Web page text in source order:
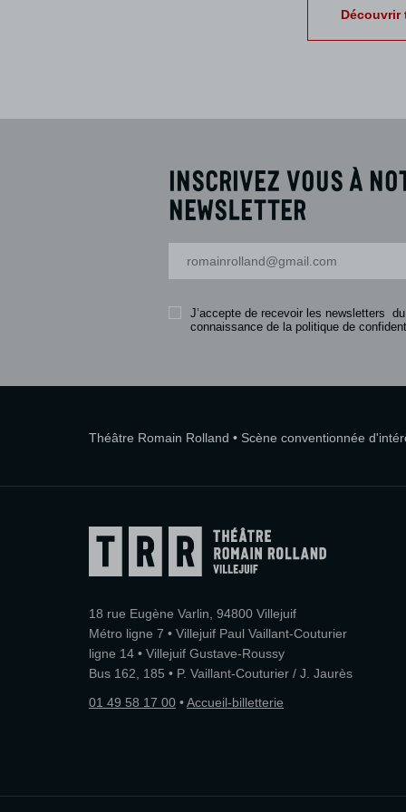
Découvrir
Inscrivez vous à
newsletter
J’accepte de recevoir les newsletters
connaissance de la politique de
Théâtre Romain Rolland • Scène conventionnée
18 rue Eugène Varlin, 94800 Villejuif
Métro ligne 7 • Villejuif Paul Vaillant-Couturier
ligne 14 • Villejuif Gustave-Roussy
Bus 162, 185 • P. Vaillant-Couturier / J. Jaurès
01 49 58 17 00 •Accueil-billetterie